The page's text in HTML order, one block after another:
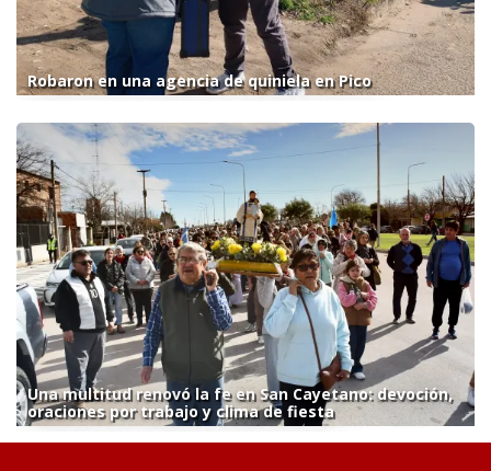
Robaron en una agencia de quiniela en Pico
Una multitud renovó la fe en San Cayetano: devoción,
oraciones por trabajo y clima de fiesta